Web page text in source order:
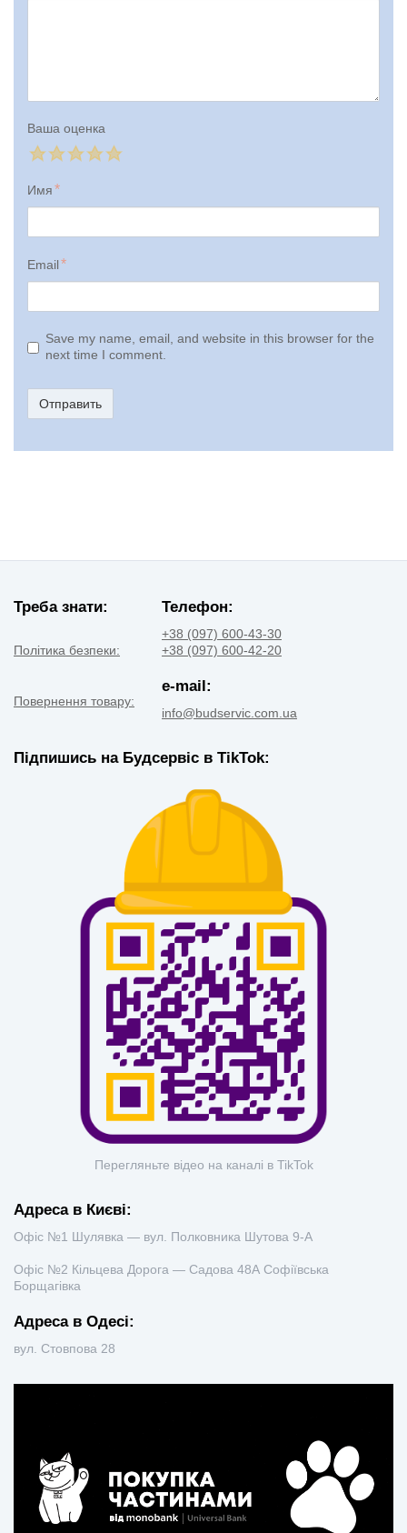
Ваша оценка
Имя
Email
Save my name, email, and website in this browser for the
next time I comment.
Отправить
Треба знати:
Політика безпеки:
Повернення товару:
Телефон:
+38 (097) 600-43-30
+38 (097) 600-42-20
e-mail:
info@budservic.com.ua
Підпишись на Будсервіс в TikTok:
Перегляньте відео на каналі в TikTok
Адреса в Києві:
Офіс №1 Шулявка — вул. Полковника Шутова 9-А
Офіс №2 Кільцева Дорога — Садова 48А Софіївська
Борщагівка
Адреса в Одесі:
вул. Стовпова 28